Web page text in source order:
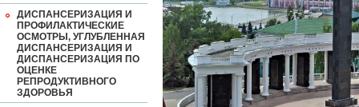
ДИСПАНСЕРИЗАЦИЯ И
ПРОФИЛАКТИЧЕСКИЕ
ОСМОТРЫ, УГЛУБЛЕННАЯ
ДИСПАНСЕРИЗАЦИЯ И
ДИСПАНСЕРИЗАЦИЯ ПО
ОЦЕНКЕ
РЕПРОДУКТИВНОГО
ЗДОРОВЬЯ